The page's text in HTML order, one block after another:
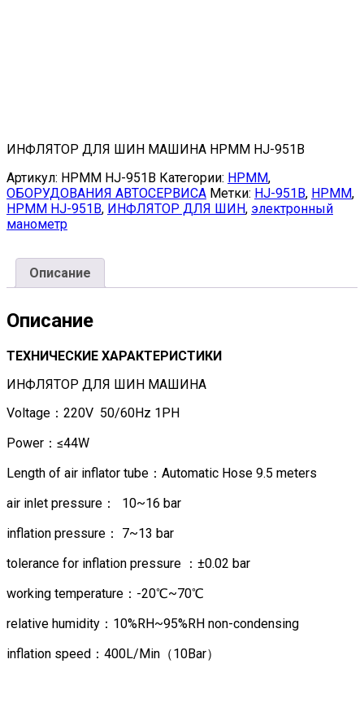
ИНФЛЯТОР ДЛЯ ШИН МАШИНА HPMM HJ-951B
Артикул: HPMM HJ-951B Категории: HPMM,
ОБОРУДОВАНИЯ АВТОСЕРВИСА Метки: HJ-951B, HPMM,
HPMM HJ-951B, ИНФЛЯТОР ДЛЯ ШИН, электронный
манометр
Описание
Описание
ТЕХНИЧЕСКИЕ ХАРАКТЕРИСТИКИ
ИНФЛЯТОР ДЛЯ ШИН МАШИНА
Voltage：220V 50/60Hz 1PH
Power：≤44W
Length of air inflator tube：Automatic Hose 9.5 meters
air inlet pressure： 10~16 bar
inflation pressure： 7~13 bar
tolerance for inflation pressure ：±0.02 bar
working temperature：-20℃~70℃
relative humidity：10%RH~95%RH non-condensing
inflation speed：400L/Min（10Bar）